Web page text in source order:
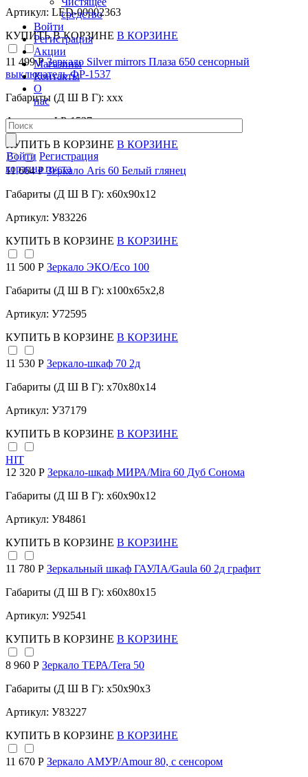
средство
Войти
Регистрация
Акции
Магазины
Контакты
О
нас
Войти Регистрация
корзина пуста
Артикул: LED-00002363
КУПИТЬ В КОРЗИНЕ В КОРЗИНЕ
11 499 РЗеркало Silver mirrors Плаза 650 сенсорный
выключатель ФР-1537
Габариты (Д Ш В Г): xxx
Артикул: ФР-1537
КУПИТЬ В КОРЗИНЕ В КОРЗИНЕ
11 664 РЗеркало Aris 60 Белый глянец
Габариты (Д Ш В Г): x60x90x12
Артикул: У83226
КУПИТЬ В КОРЗИНЕ В КОРЗИНЕ
11 500 Р Зеркало ЭКО/Eco 100
Габариты (Д Ш В Г): x100x65x2,8
Артикул: У72595
КУПИТЬ В КОРЗИНЕ В КОРЗИНЕ
11 530 Р Зеркало-шкаф 70 2д
Габариты (Д Ш В Г): x70x80x14
Артикул: У37179
КУПИТЬ В КОРЗИНЕ В КОРЗИНЕ
HIT
12 320 Р Зеркало-шкаф МИРА/Mira 60 Дуб Сонома
Габариты (Д Ш В Г): x60x90x12
Артикул: У84861
КУПИТЬ В КОРЗИНЕ В КОРЗИНЕ
11 780 Р Зеркальный шкаф ГАУЛА/Gaula 60 2д графит
Габариты (Д Ш В Г): x60x80x15
Артикул: У92541
КУПИТЬ В КОРЗИНЕ В КОРЗИНЕ
8 960 Р Зеркало ТЕРА/Tera 50
Габариты (Д Ш В Г): x50x90x3
Артикул: У83227
КУПИТЬ В КОРЗИНЕ В КОРЗИНЕ
11 670 Р Зеркало АМУР/Amour 80, с сенсором